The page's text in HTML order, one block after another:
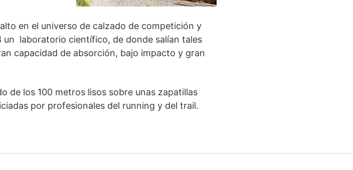
en el universo de calzado de competición y
laboratorio científico, de donde salían tales
capacidad de absorción, bajo impacto y gran
de los 100 metros lisos sobre unas zapatillas
por profesionales del running y del trail.